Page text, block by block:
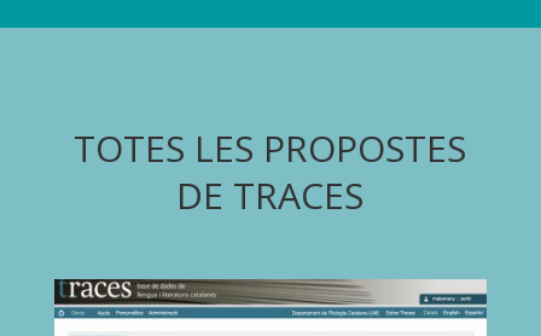
TOTES LES PROPOSTES
DE TRACES